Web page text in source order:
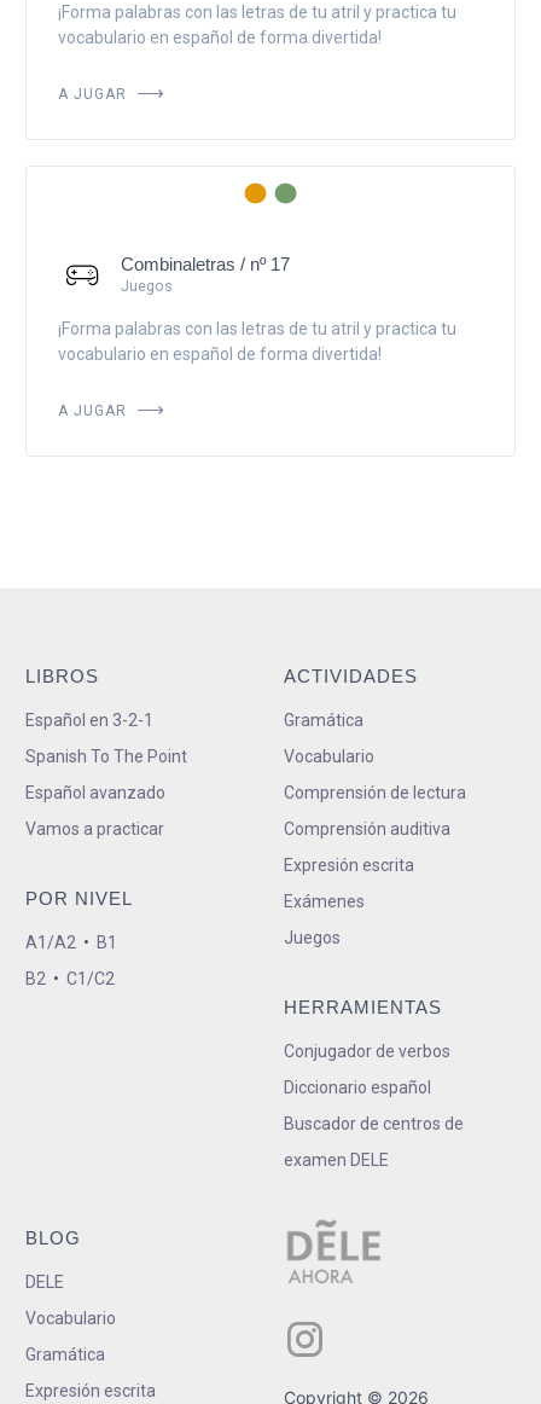
¡Forma palabras con las letras de tu atril y practica tu
vocabulario en español de forma divertida!
A JUGAR
Combinaletras / nº 17
Juegos
¡Forma palabras con las letras de tu atril y practica tu
vocabulario en español de forma divertida!
A JUGAR
LIBROS
Español en 3-2-1
Spanish To The Point
Español avanzado
Vamos a practicar
POR NIVEL
A1/A2 • B1
B2 • C1/C2
ACTIVIDADES
Gramática
Vocabulario
Comprensión de lectura
Comprensión auditiva
Expresión escrita
Exámenes
Juegos
HERRAMIENTAS
Conjugador de verbos
Diccionario español
Buscador de centros de
examen DELE
BLOG
DELE
Vocabulario
Gramática
Expresión escrita
Copyright © 2026